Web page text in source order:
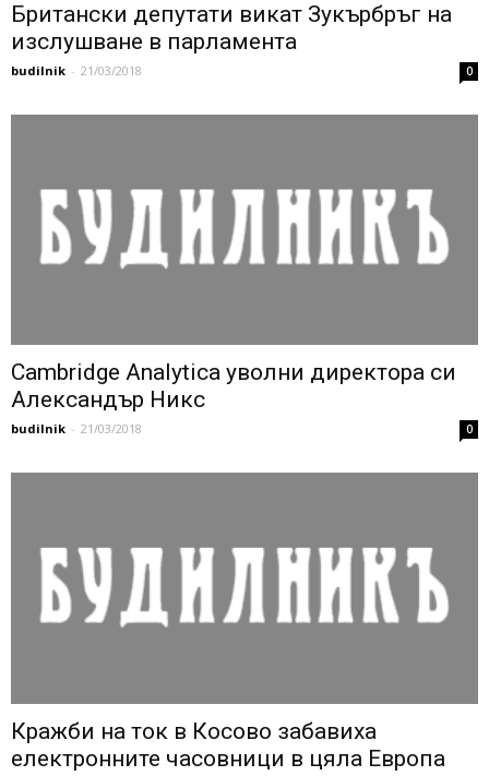
Британски депутати викат Зукърбръг на
изслушване в парламента
budilnik - 21/03/2018 0
Cambridge Analytica уволни директора си
Александър Никс
budilnik - 21/03/2018 0
Кражби на ток в Косово забавиха
електронните часовници в цяла Европа